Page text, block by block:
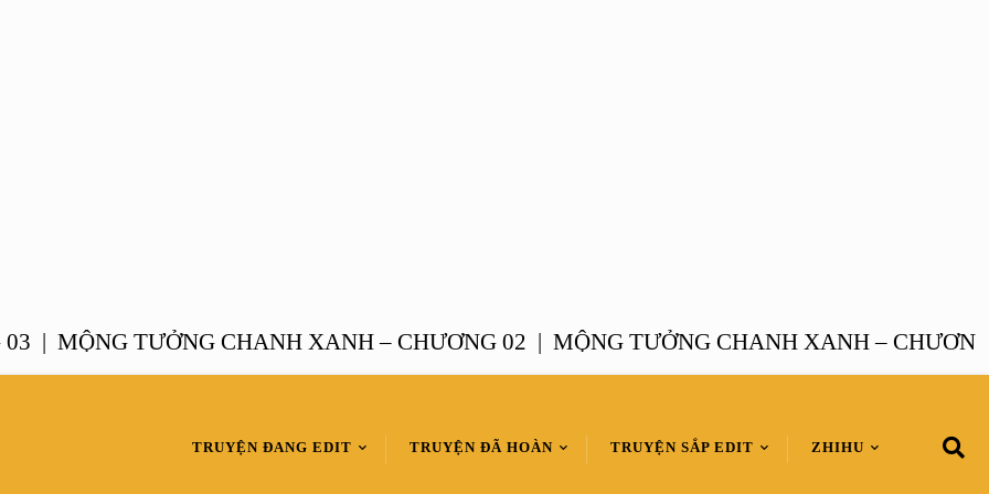
|MỘNG TƯỞNG CHANH XANH – CHƯƠNG 02 |MỘNG TƯỞNG CHANH XANH – CHƯƠNG
TRUYỆN ĐANG EDIT TRUYỆN ĐÃ HOÀN TRUYỆN SẮP EDIT ZHIHU